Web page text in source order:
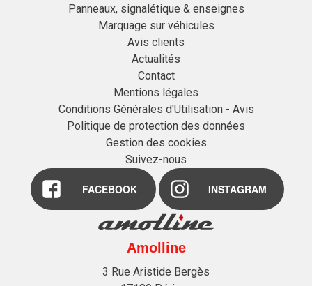
Panneaux, signalétique & enseignes
Marquage sur véhicules
Avis clients
Actualités
Contact
Mentions légales
Conditions Générales d'Utilisation - Avis
Politique de protection des données
Gestion des cookies
Suivez-nous
FACEBOOK INSTAGRAM
Amolline
3 Rue Aristide Bergès